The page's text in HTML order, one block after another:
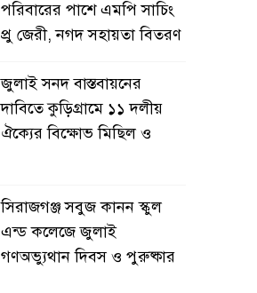
পরিবারের পাশে এমপি সাচিং
প্রু জেরী, নগদ সহায়তা বিতরণ
জুলাই সনদ বাস্তবায়নের
দাবিতে কুড়িগ্রামে ১১ দলীয়
ঐক্যের বিক্ষোভ মিছিল ও
সিরাজগঞ্জ সবুজ কানন স্কুল
এন্ড কলেজে জুলাই
গণঅভ্যুথান দিবস ও পুরুষ্কার